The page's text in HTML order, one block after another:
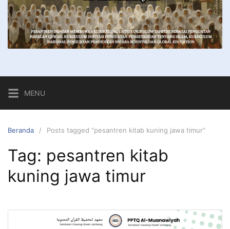
MENU
Beranda Posts tagged “pesantren kitab kuning jawa timur”
Tag: pesantren kitab
kuning jawa timur